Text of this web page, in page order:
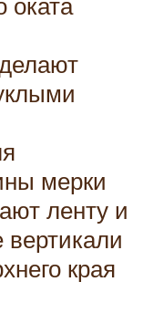
мерки
ленту и
края